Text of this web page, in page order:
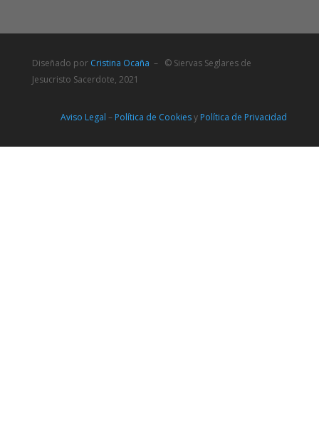
Diseñado por Cristina Ocaña – © Siervas Seglares de
Jesucristo Sacerdote, 2021
Aviso Legal – Política de Cookiesy Política de Privacidad